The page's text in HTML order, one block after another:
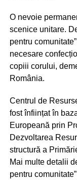
O nevoie
scenice unitare.
pentru
necesare
copiii corului,
România.
Centrul de
fost înființat în
Europeană prin
Dezvoltarea
structură a
Mai multe detalii
pentru